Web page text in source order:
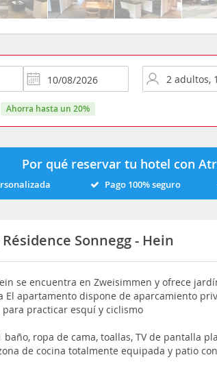
ahorra hasta un 20%
Por qué reservar tu hotel con
Pago 100% seguro
Sonnegg - Hein
se encuentra en Zweisimmen y ofrece
El apartamento dispone de aparcamiento
practicar esquí y ciclismo
ropa de cama, toallas, TV de pantalla
de cocina totalmente equipada y patio con